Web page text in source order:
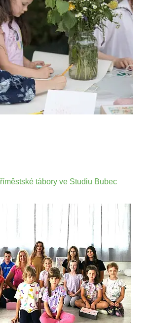
tábory ve Studiu Bubec